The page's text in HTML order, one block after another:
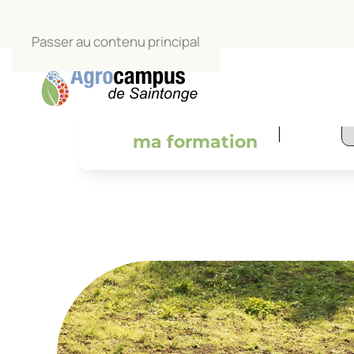
Passer au contenu principal
salle de
ma formation